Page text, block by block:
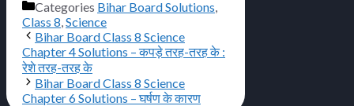
Categories Bihar Board Solutions
Class 8 Science
Bihar Board Class 8 Science
Chapter 4 Solutions – कपड़े तरह-तरह के :
रेशे तरह-तरह के
Bihar Board Class 8 Science
Chapter 6 Solutions – घर्षण के कारण